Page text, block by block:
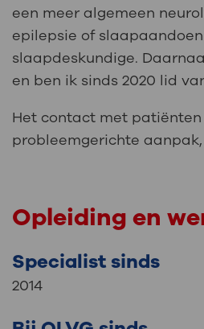
een meer algemeen
epilepsie of
slaapdeskundige.
en ben ik sinds 2020 lid
Het contact met
probleemgerichte
Opleiding en
Specialist sinds
2014